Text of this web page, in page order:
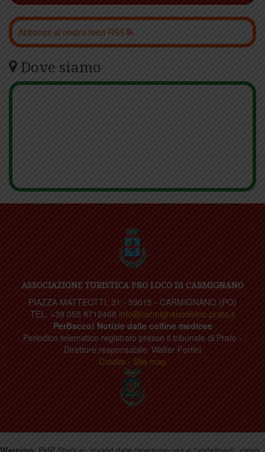
Abbonati al nostro feed RSS
Dove siamo
ASSOCIAZIONE TURISTICA PRO LOCO DI CARMIGNANO
PIAZZA MATTEOTTI, 31 - 59015 - CARMIGNANO (PO)
TEL. +39 055 8712468 info@carmignanodivino.prato.it
PerBacco! Notizie dalle colline medicee
Periodico telematico registrato presso il tribunale di Prato -
Direttore responsabile: Walter Fortini
Credits - Site map